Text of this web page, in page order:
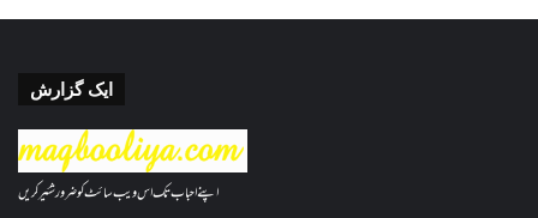
ایک گزارش
اپنے احباب تک اس ویب سائٹ کو ضرور شئیر کریں